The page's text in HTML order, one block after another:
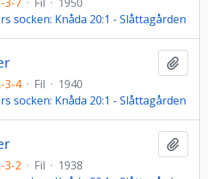
socken: Knåda 20:1 - Slåttagården
3-4 · Fil · 1940
socken: Knåda 20:1 - Slåttagården
3-2 · Fil · 1938